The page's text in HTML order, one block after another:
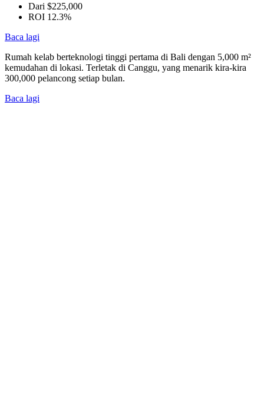
Dari $225,000
ROI 12.3%
Baca lagi
Rumah kelab berteknologi tinggi pertama di Bali dengan 5,000 m²
kemudahan di lokasi. Terletak di Canggu, yang menarik kira-kira
300,000 pelancong setiap bulan.
Baca lagi